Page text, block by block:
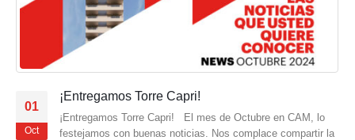
01
Oct
¡Entregamos Torre Capri!
¡Entregamos Torre Capri! El mes de Octubre en CAM, lo
festejamos con buenas noticias. Nos complace compartir la